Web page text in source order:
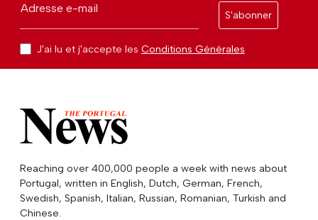
Adresse e-mail
S'abonner
J'ai lu et j'accepte les Conditions Générales
Reaching over 400,000 people a week with news about
Portugal, written in English, Dutch, German, French,
Swedish, Spanish, Italian, Russian, Romanian, Turkish and
Chinese.